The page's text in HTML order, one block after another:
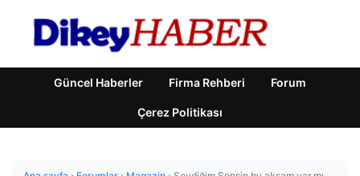
Güncel Haberler Firma Rehberi Forum
Çerez Politikası